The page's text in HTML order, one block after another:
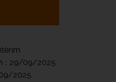
29/09/2025
2025